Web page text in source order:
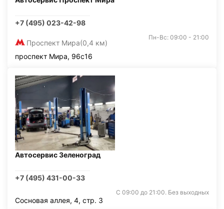
+7 (495) 023-42-98
Проспект Мира(0,4 км)
Пн-Вс: 09:00 - 21:00
проспект Мира, 96с16
Автосервис Зеленоград
+7 (495) 431-00-33
С 09:00 до 21:00. Без выходных
Сосновая аллея, 4, стр. 3